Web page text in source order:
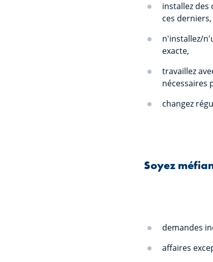
installez
ces derniers,
n'installez/
exacte,
travaillez
nécessaires
changez
Soyez
demandes
affaires